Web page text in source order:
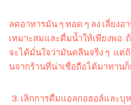
ลดอาหารมัน ๆ ทอด ๆ ลง เลี่ยง
เหมาะสมและดื่มน้ำให้เพียงพอ
จะได้มั่นใจว่ามันคลีนจริง ๆ แต่
นจากร้านที่น่าเชื่อถือได้มาทาน
เลิกการดื่มแอลกอฮอล์และบุ